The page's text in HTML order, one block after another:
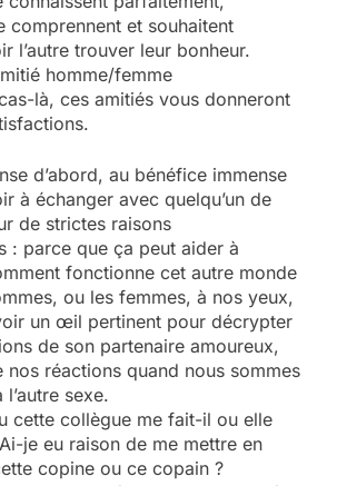
comprennent et souhaitent
l’autre trouver leur bonheur.
homme/femme
là, ces amitiés vous donneront
d’abord, au bénéfice immense
à échanger avec quelqu’un de
de strictes raisons
: parce que ça peut aider à
fonctionne cet autre monde
ou les femmes, à nos yeux,
un œil pertinent pour décrypter
de son partenaire amoureux,
nos réactions quand nous sommes
sexe.
cette collègue me fait-il ou elle
je eu raison de me mettre en
copine ou ce copain ?